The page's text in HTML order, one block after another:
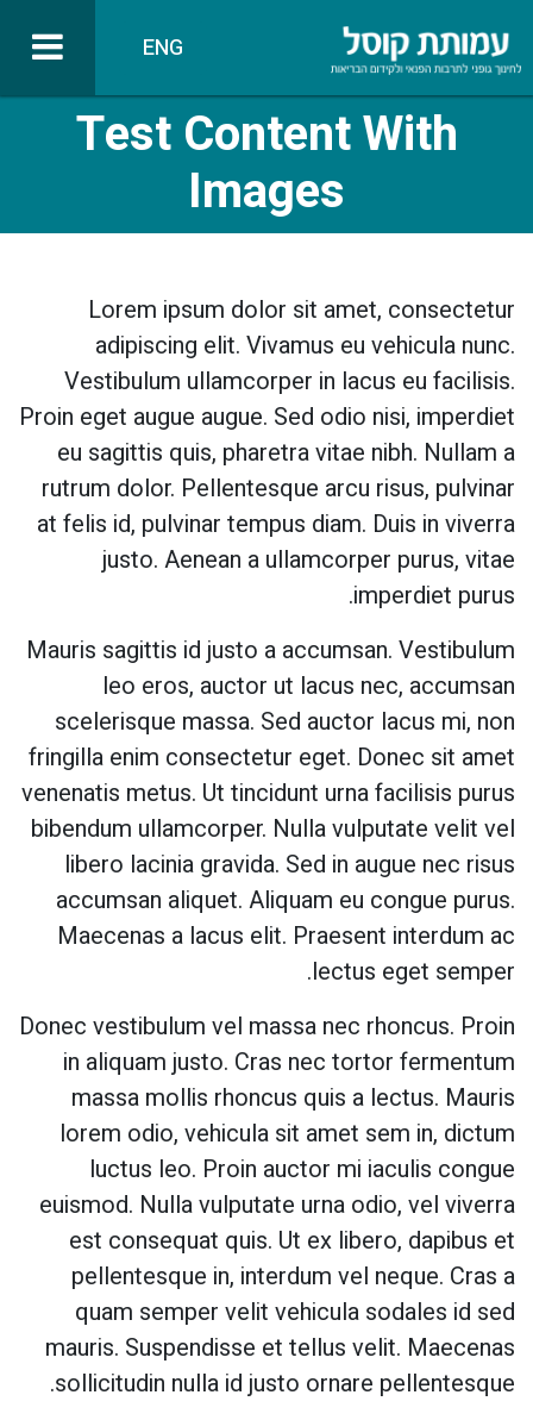
ENG
Test Content With
Images
Lorem ipsum dolor sit amet, consectetur
adipiscing elit. Vivamus eu vehicula nunc.
Vestibulum ullamcorper in lacus eu facilisis.
Proin eget augue augue. Sed odio nisi, imperdiet
eu sagittis quis, pharetra vitae nibh. Nullam a
rutrum dolor. Pellentesque arcu risus, pulvinar
at felis id, pulvinar tempus diam. Duis in viverra
justo. Aenean a ullamcorper purus, vitae
imperdiet purus.
Mauris sagittis id justo a accumsan. Vestibulum
leo eros, auctor ut lacus nec, accumsan
scelerisque massa. Sed auctor lacus mi, non
fringilla enim consectetur eget. Donec sit amet
venenatis metus. Ut tincidunt urna facilisis purus
bibendum ullamcorper. Nulla vulputate velit vel
libero lacinia gravida. Sed in augue nec risus
accumsan aliquet. Aliquam eu congue purus.
Maecenas a lacus elit. Praesent interdum ac
lectus eget semper.
Donec vestibulum vel massa nec rhoncus. Proin
in aliquam justo. Cras nec tortor fermentum
massa mollis rhoncus quis a lectus. Mauris
lorem odio, vehicula sit amet sem in, dictum
luctus leo. Proin auctor mi iaculis congue
euismod. Nulla vulputate urna odio, vel viverra
est consequat quis. Ut ex libero, dapibus et
pellentesque in, interdum vel neque. Cras a
quam semper velit vehicula sodales id sed
mauris. Suspendisse et tellus velit. Maecenas
sollicitudin nulla id justo ornare pellentesque.